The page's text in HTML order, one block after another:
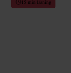
15 min läsning